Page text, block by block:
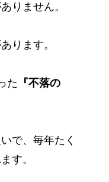
りません。
ります。
た 『不落の
で、毎年たく
す。